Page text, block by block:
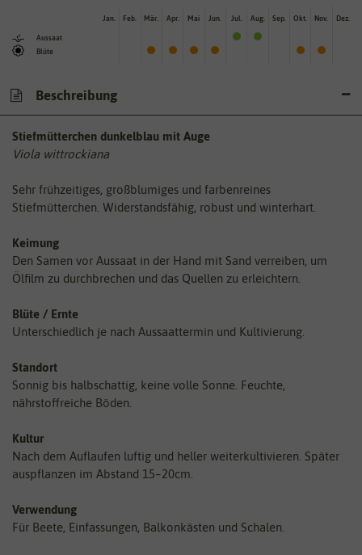
Aussaat
Blüte
Jan. Feb. Mär. Apr. Mai Jun. Jul. Aug. Sep. Okt. Nov. Dez.
Beschreibung
Stiefmütterchen dunkelblau mit Auge
Viola wittrockiana
Sehr frühzeitiges, großblumiges und farbenreines
Stiefmütterchen. Widerstandsfähig, robust und winterhart.
Keimung
Den Samen vor Aussaat in der Hand mit Sand verreiben, um
Ölfilm zu durchbrechen und das Quellen zu erleichtern.
Blüte / Ernte
Unterschiedlich je nach Aussaattermin und Kultivierung.
Standort
Sonnig bis halbschattig, keine volle Sonne. Feuchte,
nährstoffreiche Böden.
Kultur
Nach dem Auflaufen luftig und heller weiterkultivieren. Später
auspflanzen im Abstand 15–20cm.
Verwendung
Für Beete, Einfassungen, Balkonkästen und Schalen.